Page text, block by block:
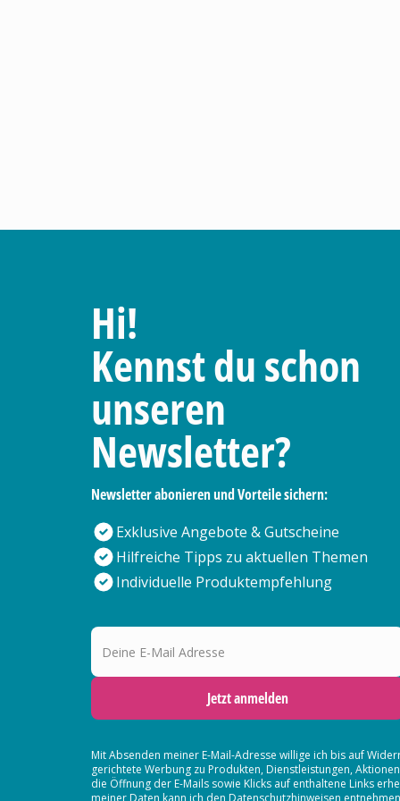
Hi!
Kennst du schon
unseren
Newsletter?
Newsletter abonieren und Vorteile sichern:
Exklusive Angebote & Gutscheine
Hilfreiche Tipps zu aktuellen Themen
Individuelle Produktempfehlung
Deine E-Mail Adresse
Jetzt anmelden
Mit Absenden meiner E-Mail-Adresse willige ich bis auf
gerichtete Werbung zu Produkten, Dienstleistungen,
die Öffnung der E-Mails sowie Klicks auf enthaltene Links
meiner Daten kann ich den Datenschutzhinweisen